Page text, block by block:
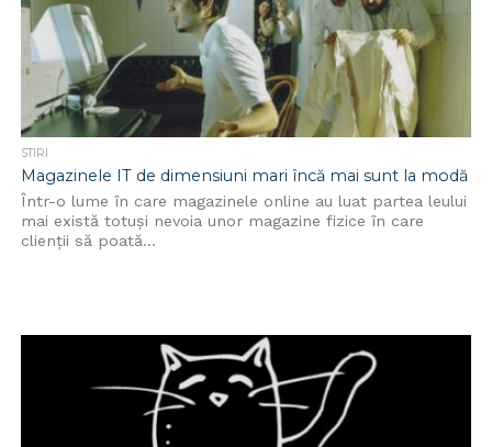
STIRI
Magazinele IT de dimensiuni mari încă mai sunt la modă
Într-o lume în care magazinele online au luat partea leului
mai există totuși nevoia unor magazine fizice în care
clienții să poată...